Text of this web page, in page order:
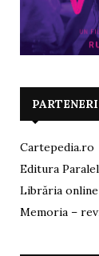
PARTENERI
Cartepedia.ro
Editura
Librăria
Memoria –